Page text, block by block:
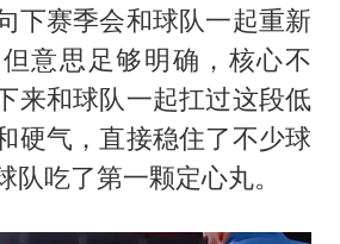
下赛季会和球队一起重新
意思足够明确，核心不
来和球队一起扛过这段低
硬气，直接稳住了不少球
队吃了第一颗定心丸。